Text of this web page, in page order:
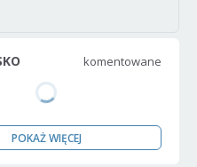
komentowane
POKAŻ WIĘCEJ